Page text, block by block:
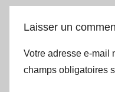
Laisser un
Votre adresse e-mail
champs obligatoires